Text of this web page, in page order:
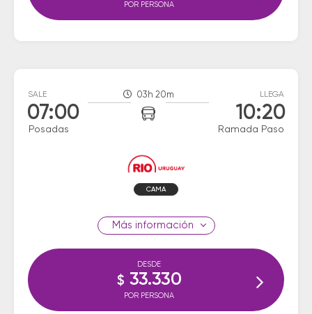
POR PERSONA
SALE
07:00
Posadas
03h 20m LLEGA
10:20
Ramada Paso
CAMA
información
DESDE
$ 33.330
POR PERSONA